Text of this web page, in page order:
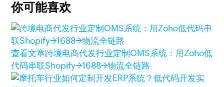
你可能喜欢
查看文章跨境电商代发行业定制OMS系统：用Zoho低
代码串联Shopify→1688→物流全链路